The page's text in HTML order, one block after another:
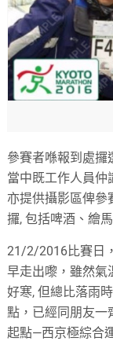
參賽者喺報到處攞
當中既工作人員仲
亦提供攝影區俾參
攞,包括啤酒、繪
21/2/2016比賽日
早走出嚟，雖然氣
好寒,但總比落雨
點，已經同朋友一
起點—西京極綜合